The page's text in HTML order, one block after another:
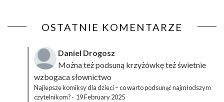
OSTATNIE KOMENTARZE
Daniel Drogosz
Można też podsuną krzyżówkęteż świetnie
wzbogaca słownictwo
Najlepsze komiksy dla dzieci – co warto podsunąć najmłodszym
czytelnikom? · 19 February 2025